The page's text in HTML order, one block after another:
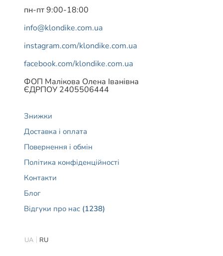
пн-пт 9:00-18:00
info@klondike.com.ua
instagram.com/klondike.com.ua
facebook.com/klondike.com.ua
ФОП Малікова Олена Іванівна
ЄДРПОУ 2405506444
Знижки
Доставка і оплата
Повернення і обмін
Політика конфіденційності
Контакти
Блог
Відгуки про нас (1238)
UA RU